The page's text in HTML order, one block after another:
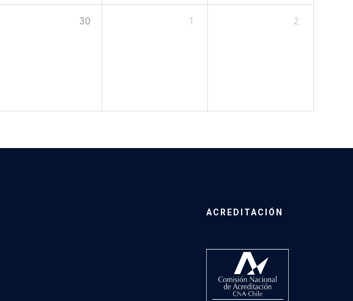
30 1 2
ACREDITACIÓN